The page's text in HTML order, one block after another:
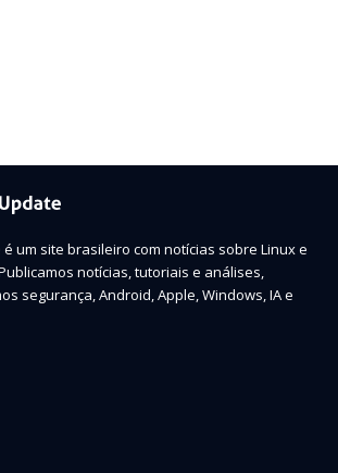
um site brasileiro com notícias sobre Linux e
notícias, tutoriais e análises,
segurança, Android, Apple, Windows, IA e